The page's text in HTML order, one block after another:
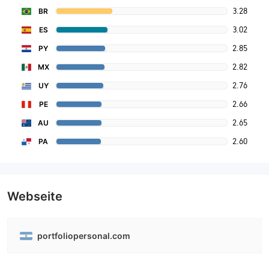
BR 3.28
ES 3.02
PY 2.85
MX 2.82
UY 2.76
PE 2.66
AU 2.65
PA 2.60
Webseite
portfoliopersonal.com